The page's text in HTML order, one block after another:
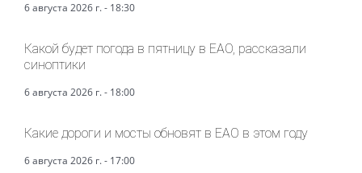
6 августа 2026 г. - 18:30
Какой будет погода в пятницу в ЕАО, рассказали
синоптики
6 августа 2026 г. - 18:00
Какие дороги и мосты обновят в ЕАО в этом году
6 августа 2026 г. - 17:00